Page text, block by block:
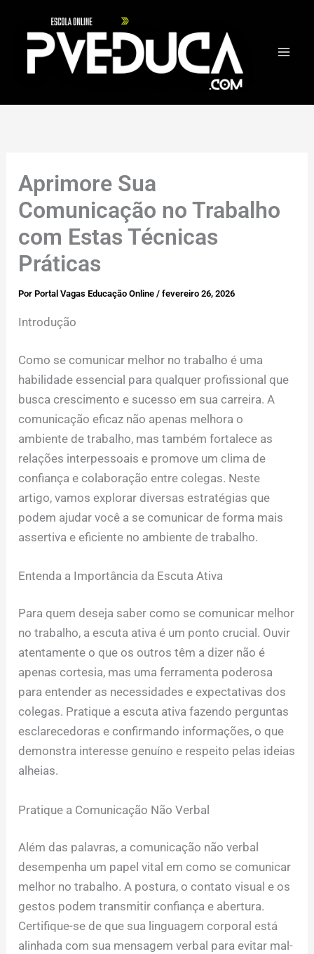
Aprimore Sua
Comunicação no Trabalho
com Estas Técnicas
Práticas
PorPortal Vagas Educação Online/fevereiro 26, 2026
Introdução
Como se comunicar melhor no trabalho é uma
habilidade essencial para qualquer profissional que
busca crescimento e sucesso em sua carreira. A
comunicação eficaz não apenas melhora o
ambiente de trabalho, mas também fortalece as
relações interpessoais e promove um clima de
confiança e colaboração entre colegas. Neste
artigo, vamos explorar diversas estratégias que
podem ajudar você a se comunicar de forma mais
assertiva e eficiente no ambiente de trabalho.
Entenda a Importância da Escuta Ativa
Para quem deseja saber como se comunicar melhor
no trabalho, a escuta ativa é um ponto crucial. Ouvir
atentamente o que os outros têm a dizer não é
apenas cortesia, mas uma ferramenta poderosa
para entender as necessidades e expectativas dos
colegas. Pratique a escuta ativa fazendo perguntas
esclarecedoras e confirmando informações, o que
demonstra interesse genuíno e respeito pelas ideias
alheias.
Pratique a Comunicação Não Verbal
Além das palavras, a comunicação não verbal
desempenha um papel vital em como se comunicar
melhor no trabalho. A postura, o contato visual e os
gestos podem transmitir confiança e abertura.
Certifique-se de que sua linguagem corporal está
alinhada com sua mensagem verbal para evitar mal-